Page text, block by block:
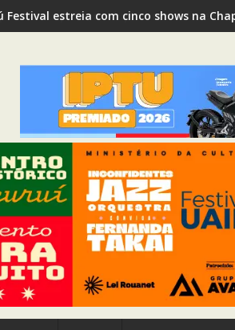
suspeito de duplo homicídio em